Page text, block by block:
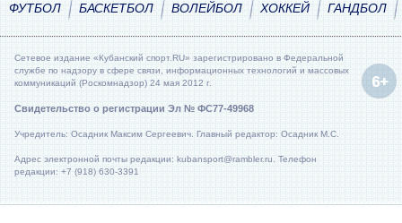
ФУТБОЛ БАСКЕТБОЛ ВОЛЕЙБОЛ ХОККЕЙ ГАНДБОЛ
Сетевое издание «Кубанский спорт.RU» зарегистрировано в Федеральной
службе по надзору в сфере связи, информационных технологий и массовых
коммуникаций (Роскомнадзор) 24 мая 2012 г.
Свидетельство о регистрации Эл № ФС77-49968
Учредитель: Осадник Максим Сергеевич. Главный редактор: Осадник М.С.
Адрес электронной почты редакции: kubansport@rambler.ru. Телефон
редакции: +7 (918) 630-3391